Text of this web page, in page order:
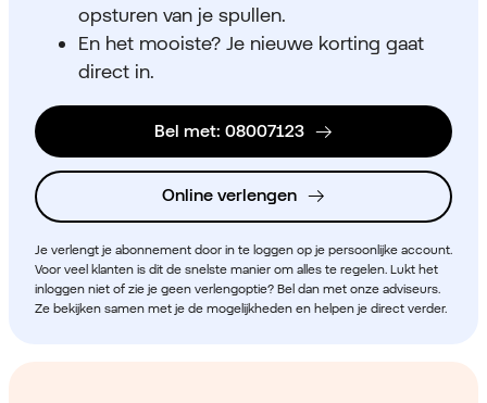
opsturen van je spullen.
En het mooiste? Je nieuwe korting gaat
direct in.
Bel met: 08007123
Online verlengen
Je verlengt je abonnement door in te loggen op je persoonlijke account.
Voor veel klanten is dit de snelste manier om alles te regelen. Lukt het
inloggen niet of zie je geen verlengoptie? Bel dan met onze adviseurs.
Ze bekijken samen met je de mogelijkheden en helpen je direct verder.